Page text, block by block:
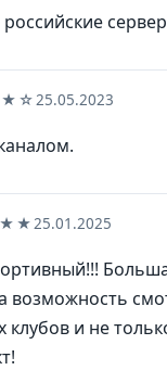
25.05.2023
25.01.2025
возможность
клубов и не